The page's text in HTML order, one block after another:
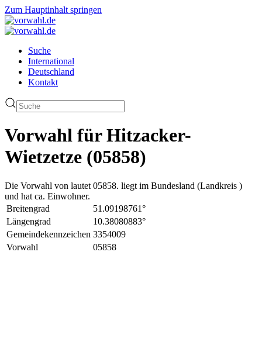
Zum Hauptinhalt springen
Suche
International
Deutschland
Kontakt
Vorwahl für Hitzacker-
Wietzetze (05858)
Die Vorwahl von lautet 05858. liegt im Bundesland (Landkreis )
und hat ca. Einwohner.
Breitengrad
51.09198761°
Längengrad
10.38080883°
Gemeindekennzeichen 3354009
Vorwahl
05858